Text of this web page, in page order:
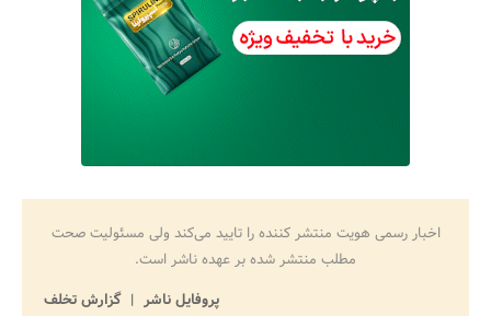
اخبار رسمی هویت منتشر کننده را تایید می‌کند ولی مسئولیت صحت
مطلب منتشر شده بر عهده ناشر است.
پروفایل ناشر
گزارش تخلف